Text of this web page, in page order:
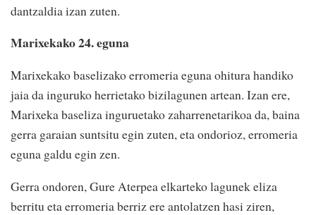
dantzaldia izan zuten.
Marixekako 24. eguna
Marixekako baselizako erromeria eguna ohitura handiko
jaia da inguruko herrietako bizilagunen artean. Izan ere,
Marixeka baseliza inguruetako zaharrenetarikoa da, baina
gerra garaian suntsitu egin zuten, eta ondorioz, erromeria
eguna galdu egin zen.
Gerra ondoren, Gure Aterpea elkarteko lagunek eliza
berritu eta erromeria berriz ere antolatzen hasi ziren,